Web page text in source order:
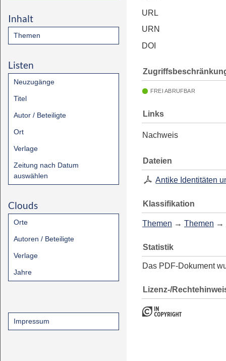
Inhalt
Themen
Listen
Neuzugänge
Titel
Autor / Beteiligte
Ort
Verlage
Zeitung nach Datum
auswählen
Clouds
Orte
Autoren / Beteiligte
Verlage
Jahre
Impressum
URL
URN
DOI
FREI ABRUFBAR
Links
Nachweis
Dateien
Antike Identitäten
Klassifikation
Themen → Themen →
Statistik
Das PDF-Dokument
Lizenz-/